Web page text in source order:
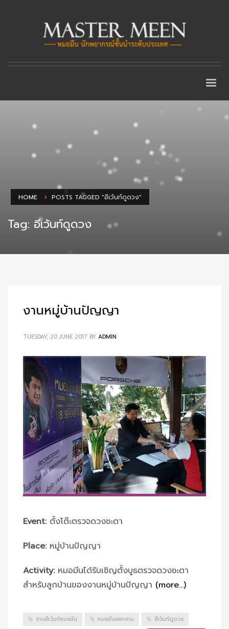
HOME POSTS TAGGED "อีเว้นท์ดูดวง"
Tag: อีเว้นท์ดูดวง
งานหมู่บ้านปัญญา
TUESDAY, 20 JUNE 2017 BY ADMIN
Event:ตั้งโต๊ะตรวจดวงชะตา
Place:หมู่บ้านปัญญา
Activity:หมอมีนได้รับเชิญตั้งบูธตรวจดวงชะตา
สำหรับลูกบ้านของงานหมู่บ้านปัญญา (more…)
งานอีเว้นท์หมอมีน หมอมีนออกงาน อีเว้นท์ดูดวง